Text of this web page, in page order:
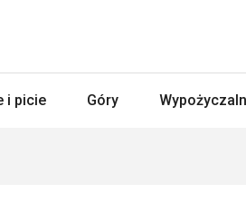
i picie Góry